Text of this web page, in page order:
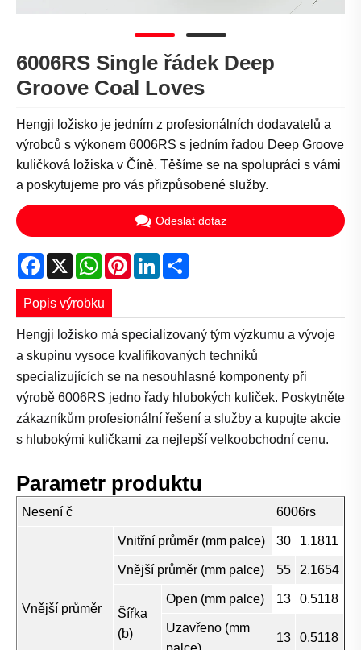
6006RS Single řádek Deep
Groove Coal Loves
Hengji ložisko je jedním z profesionálních dodavatelů a
výrobců s výkonem 6006RS s jedním řadou Deep Groove
kuličková ložiska v Číně. Těšíme se na spolupráci s vámi
a poskytujeme pro vás přizpůsobené služby.
Odeslat dotaz
Facebook
X WhatsApp
PinterestLinkedIn
Popis výrobku
Hengji ložisko má specializovaný tým výzkumu a vývoje
a skupinu vysoce kvalifikovaných techniků
specializujících se na nesouhlasné komponenty při
výrobě 6006RS jedno řady hlubokých kuliček. Poskytněte
zákazníkům profesionální řešení a služby a kupujte akcie
s hlubokými kuličkami za nejlepší velkoobchodní cenu.
Parametr produktu
Nesení č 6006rs
Vnější průměr
Vnitřní průměr (mm palce) 30 1.1811
Vnější průměr (mm palce) 55 2.1654
Šířka
(b)
Open (mm palce) 13 0.5118
Uzavřeno (mm
13 0.5118